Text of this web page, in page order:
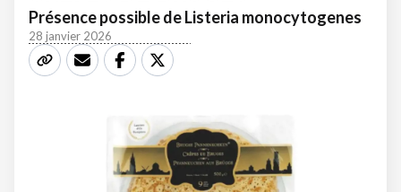
Présence possible de Listeria monocytogenes
28 janvier 2026